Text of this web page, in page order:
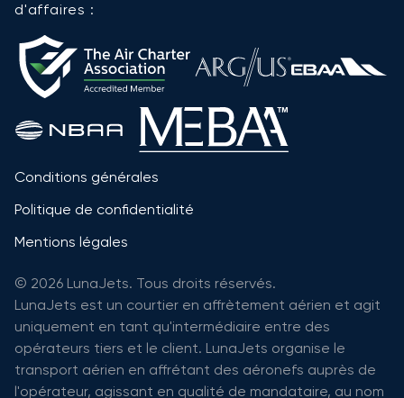
d'affaires :
Conditions générales
Politique de confidentialité
Mentions légales
© 2026 LunaJets. Tous droits réservés.
LunaJets est un courtier en affrètement aérien et agit
uniquement en tant qu'intermédiaire entre des
opérateurs tiers et le client. LunaJets organise le
transport aérien en affrétant des aéronefs auprès de
l'opérateur, agissant en qualité de mandataire, au nom